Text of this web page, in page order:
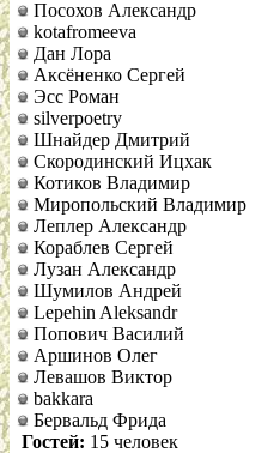
Посохов Александр
kotafromeeva
Дан Лора
Аксёненко Сергей
Эсс Роман
silverpoetry
Шнайдер Дмитрий
Скородинский Ицхак
Котиков Владимир
Миропольский Владимир
Леплер Александр
Кораблев Сергей
Лузан Александр
Шумилов Андрей
Lepehin Aleksandr
Попович Василий
Аршинов Олег
Левашов Виктор
bakkara
Бервальд Фрида
Гостей: 15 человек